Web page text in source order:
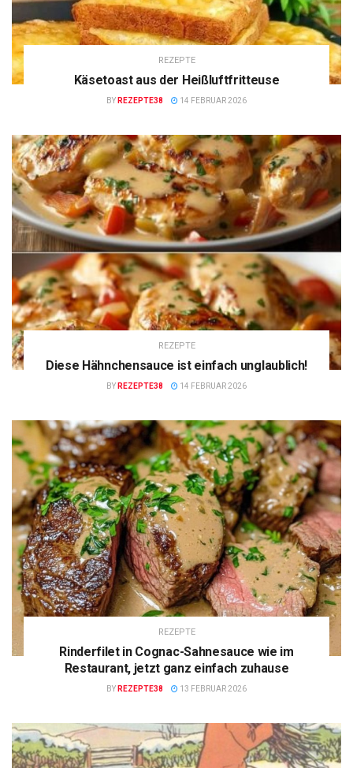
REZEPTE
Käsetoast aus der Heißluftfritteuse
BY REZEPTE38 14 FEBRUAR 2026
REZEPTE
Diese Hähnchensauce ist einfach unglaublich!
BY REZEPTE38 14 FEBRUAR 2026
REZEPTE
Rinderfilet in Cognac-Sahnesauce wie im
Restaurant, jetzt ganz einfach zuhause
BY REZEPTE38 13 FEBRUAR 2026